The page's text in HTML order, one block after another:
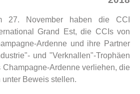
27. November haben die CCI
Grand Est, die CCIs von
Ardenne und ihre Partner
und "Verknallen"-Trophäen
Ardenne verliehen, die
Beweis stellen.